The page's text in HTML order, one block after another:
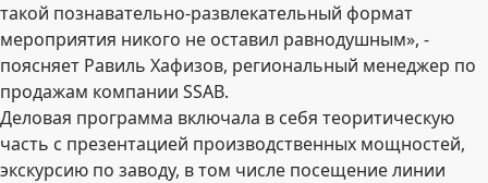
такой познавательно-развлекательный формат
мероприятия никого не оставил равнодушным», -
поясняет Равиль Хафизов, региональный менеджер по
продажам компании SSAB.
Деловая программа включала в себя теоритическую
часть c презентацией производственных мощностей,
экскурсию по заводу, в том числе посещение линии